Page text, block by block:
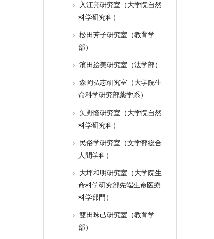
入江亮研究室（大学院自然
科学研究科）
松田芳子研究室（教育学
部）
濱田絵美研究室（法学部）
森岡弘志研究室（大学院生
命科学研究部薬学系）
矢野隆研究室（大学院自然
科学研究科）
民俗学研究室（文学部総合
人間学科）
大坪和明研究室（大学院生
命科学研究部先端生命医療
科学部門）
雙田珠己研究室（教育学
部）